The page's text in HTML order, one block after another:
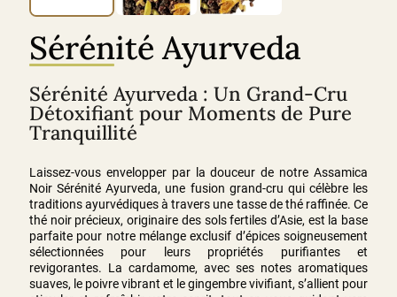
Sérénité Ayurveda
Sérénité Ayurveda : Un Grand-Cru
Détoxifiant pour Moments de Pure
Tranquillité
Laissez-vous envelopper par la douceur de notre Assamica
Noir Sérénité Ayurveda, une fusion grand-cru qui célèbre les
traditions ayurvédiques à travers une tasse de thé raffinée. Ce
thé noir précieux, originaire des sols fertiles d’Asie, est la base
parfaite pour notre mélange exclusif d’épices soigneusement
sélectionnées pour leurs propriétés purifiantes et
revigorantes. La cardamome, avec ses notes aromatiques
suaves, le poivre vibrant et le gingembre vivifiant, s’allient pour